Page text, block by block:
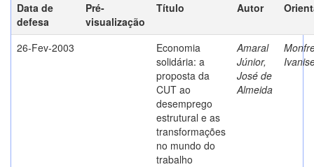
Data de
defesa
Pré-
visualização
Título Autor
26-Fev-2003
Economia
solidária: a
proposta da
CUT ao
desemprego
estrutural e as
transformações
no mundo do
trabalho
Amaral
Júnior,
José de
Almeida